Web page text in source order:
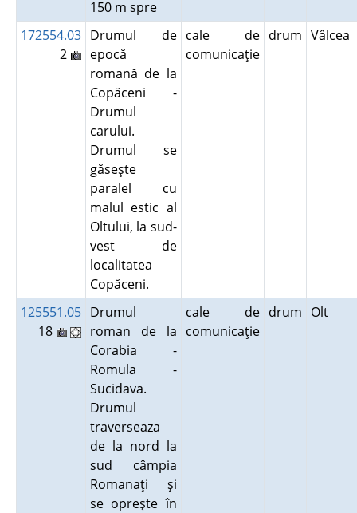
150 m spre
172554.03
2
Drumul de
epocă
romană de la
Copăceni -
Drumul
carului.
Drumul se
găseşte
paralel cu
malul estic al
Oltului, la sud-
vest de
localitatea
Copăceni.
cale de
comunicaţie
drum Vâlcea
125551.05
18
Drumul
roman de la
Corabia -
Romula -
Sucidava.
Drumul
traverseaza
de la nord la
sud câmpia
Romanaţi şi
se opreşte în
cale de
comunicaţie
drum Olt